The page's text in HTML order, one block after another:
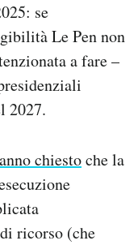
se
Le Pen non
a fare –
2027.
chiestoche la
ricorso (che